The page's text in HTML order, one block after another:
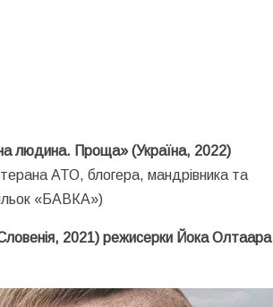
людина. Проща» (Україна, 2022)
АТО, блогера, мандрівника та
«БАВКА»)
2021) режисерки Йока Олтаара